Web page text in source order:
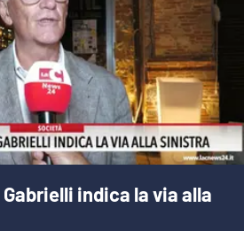
indica la via alla